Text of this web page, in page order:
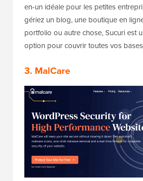
en-un idéale pour les petites
gériez un blog, une boutique en
portfolio ou autre chose, Sucuri est
option pour couvrir toutes vos
3. MalCare